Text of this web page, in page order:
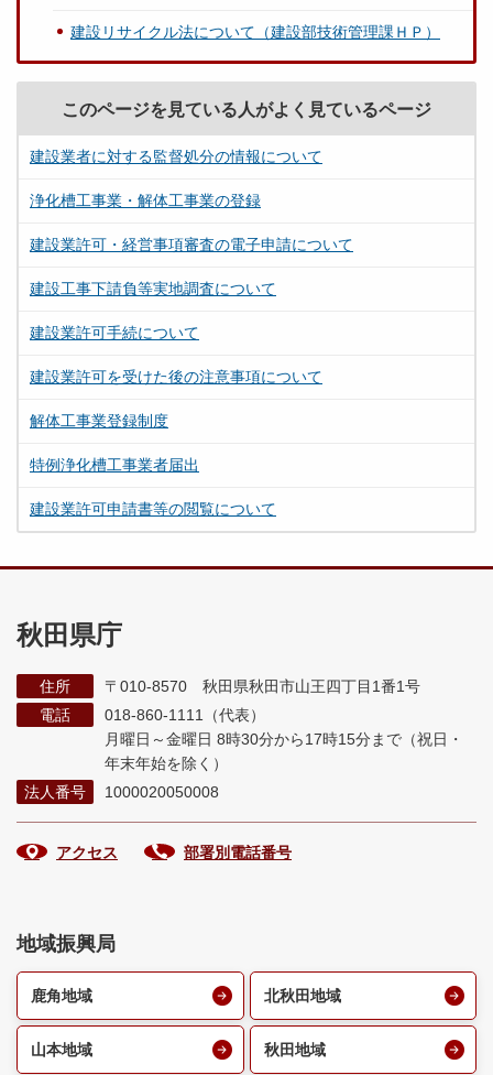
建設リサイクル法について（建設部技術管理課ＨＰ）
このページを見ている人がよく見ているページ
建設業者に対する監督処分の情報について
浄化槽工事業・解体工事業の登録
建設業許可・経営事項審査の電子申請について
建設工事下請負等実地調査について
建設業許可手続について
建設業許可を受けた後の注意事項について
解体工事業登録制度
特例浄化槽工事業者届出
建設業許可申請書等の閲覧について
秋田県庁
住所
〒010-8570 秋田県秋田市山王四丁目1番1号
電話
018-860-1111（代表）
月曜日～金曜日 8時30分から17時15分まで （祝日・
年末年始を除く）
法人番号
1000020050008
アクセス 部署別電話番号
地域振興局
鹿角地域 北秋田地域
山本地域 秋田地域